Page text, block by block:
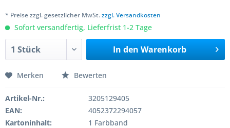
* Preise zzgl. gesetzlicher MwSt.zzgl. Versandkosten
Sofort versandfertig, Lieferfrist 1-2 Tage
In den Warenkorb
Merken Bewerten
Artikel-Nr.:
3205129405
EAN:
4052372294057
Kartoninhalt:
1 Farbband